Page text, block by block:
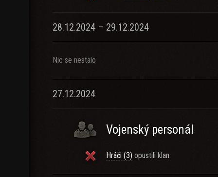
28.12.2024 – 29.12.2024
Nic se nestalo
27.12.2024
Vojenský personál
Hráči (3) opustili klan.